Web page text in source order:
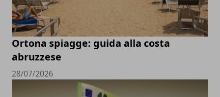
Ortona spiagge: guida alla costa
abruzzese
28/07/2026